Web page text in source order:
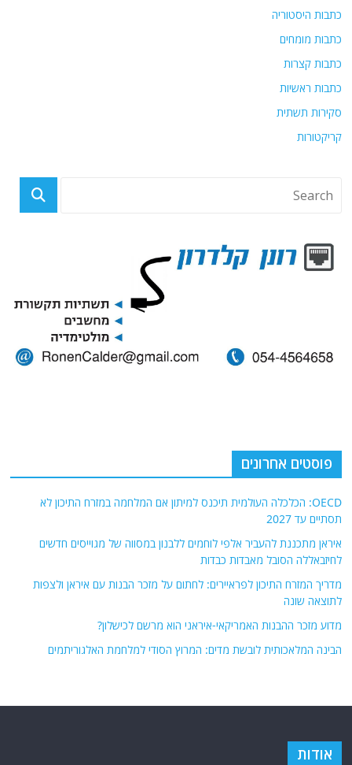
כתבות היסטוריה
כתבות מומחים
כתבות קצרות
כתבות ראשיות
סקירות תשתית
קריקטורות
פוסטים אחרונים
OECD: הכלכלה העולמית תיכנס למיתון אם המלחמה במזרח התיכון לא
תסתיים עד 2027
איראן מתכננת להעביר אלפי לוחמים ללבנון במסווה של מגוייסים חדשים
לחיזבאללה הסובל מאבדות כבדות
מדריך המזרח התיכון לפראיירים: לחתום על מזכר הבנות עם איראן ולצפות
לתוצאה שונה
מדוע מזכר ההבנות האמריקאי-איראני הוא מרשם לכישלון?
הבינה המלאכותית לובשת מדים: המרוץ הסודי למלחמת האלגוריתמים
אודות